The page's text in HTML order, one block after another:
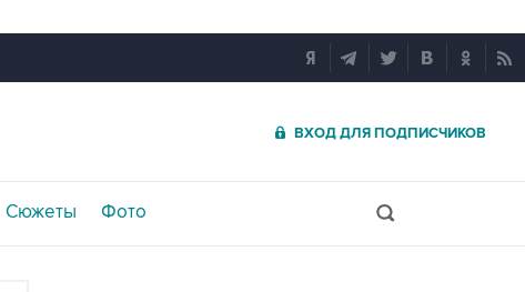
ВХОД ДЛЯ ПОДПИСЧИКОВ
Сюжеты Фото